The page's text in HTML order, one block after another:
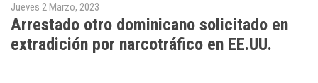
Jueves 2 Marzo, 2023
Arrestado otro dominicano solicitado en
extradición por narcotráfico en EE.UU.